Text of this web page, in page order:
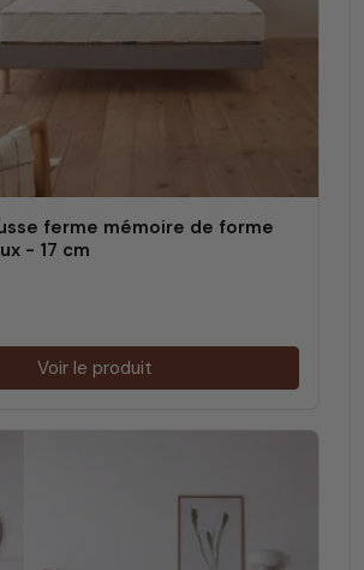
ferme mémoire de forme
- 17 cm
Voir le produit